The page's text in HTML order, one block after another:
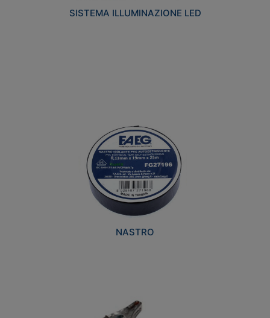
SISTEMA ILLUMINAZIONE LED
NASTRO